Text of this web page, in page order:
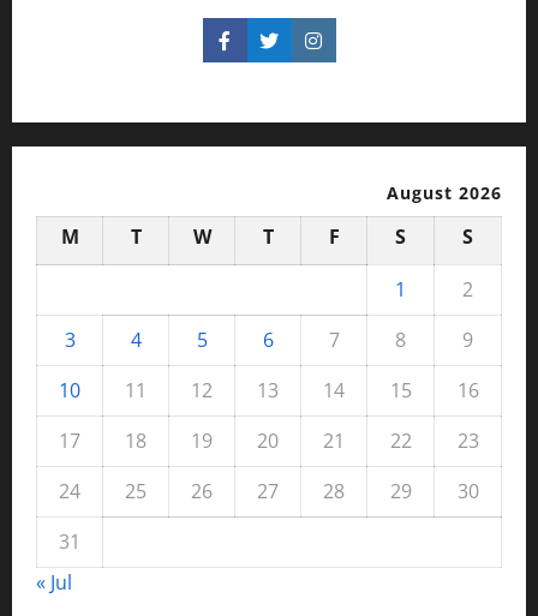
August 2026
M T W T F S
S
1
2
3
4 5 6 7 8
9
10
11 12 13 14 15
16
17
18 19 20 21 22
23
24
25 26 27 28 29
30
31
« Jul